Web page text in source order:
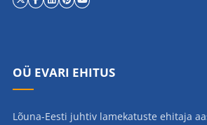
OÜ EVARI EHITUS
Lõuna-Eesti juhtiv lamekatuste ehitaja